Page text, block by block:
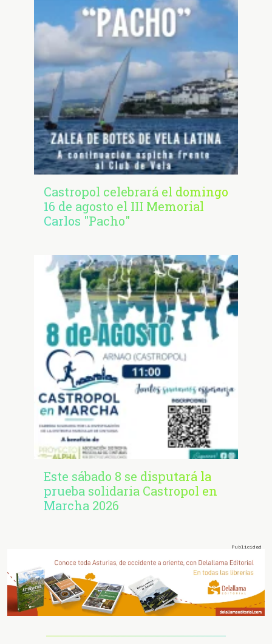
Castropol celebrará el domingo
16 de agosto el III Memorial
Carlos "Pacho"
Este sábado 8 se disputará la
prueba solidaria Castropol en
Marcha 2026